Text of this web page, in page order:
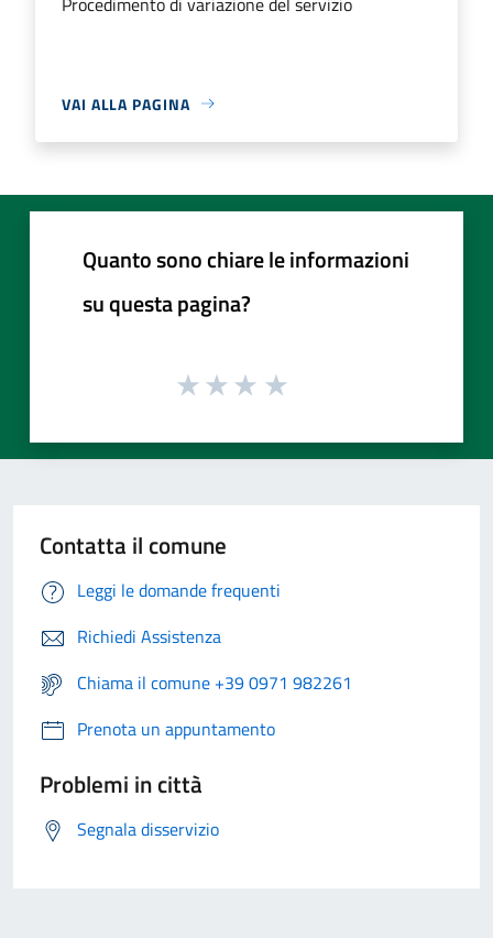
VAI ALLA PAGINA
Quanto sono chiare le informazioni
su questa pagina?
Contatta il comune
Leggi le domande frequenti
Richiedi Assistenza
Chiama il comune +39 0971 982261
Prenota un appuntamento
Problemi in città
Segnala disservizio